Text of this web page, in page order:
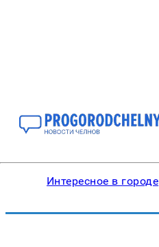
Интересное в городе